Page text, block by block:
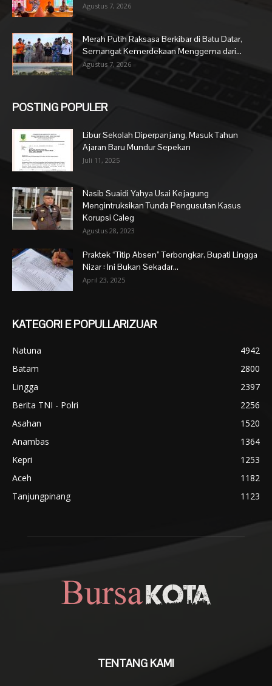
Agustus 7, 2026
Merah Putih Raksasa Berkibar di Batu Datar,
Semangat Kemerdekaan Menggema dari...
Agustus 7, 2026
POSTING POPULER
Libur Sekolah Diperpanjang, Masuk Tahun
Ajaran Baru Mundur Sepekan
Juli 11, 2025
Nasib Suaidi Yahya Usai Kejagung
Mengintruksikan Tunda Pengusutan Kasus
Korupsi Caleg
Agustus 28, 2023
Praktek “Titip Absen” Terbongkar, Bupati Lingga
Nizar : Ini Bukan Sekadar...
April 23, 2025
KATEGORI E POPULLARIZUAR
Natuna
4942
Batam
2800
Lingga
2397
Berita TNI - Polri
2256
Asahan
1520
Anambas
1364
Kepri
1253
Aceh
1182
Tanjungpinang
1123
TENTANG KAMI